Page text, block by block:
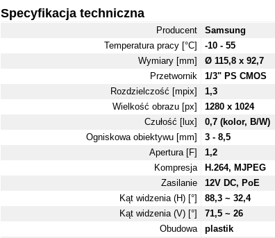
Specyfikacja techniczna
Producent
Samsung
Temperatura pracy [°C]
-10 - 55
Wymiary [mm]
Ø 115,8 x 92,7
Przetwornik
1/3" PS CMOS
Rozdzielczość [mpix]
1,3
Wielkość obrazu [px]
1280 x 1024
Czułość [lux]
0,7 (kolor, B/W)
Ogniskowa obiektywu [mm]
3 - 8,5
Apertura [F]
1,2
Kompresja
H.264, MJPEG
Zasilanie
12V DC, PoE
Kąt widzenia (H) [°]
88,3 ~ 32,4
Kąt widzenia (V) [°]
71,5 ~ 26
Obudowa
plastik